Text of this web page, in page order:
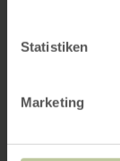
Statistiken
Marketing